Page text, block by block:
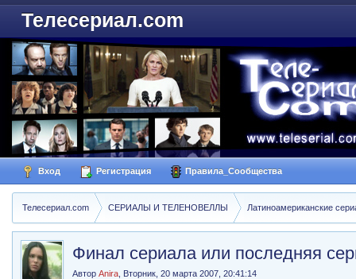
Телесериал.com
Вход Регистрация Правила_Сообщества
Телесериал.com СЕРИАЛЫ И ТЕЛЕНОВЕЛЛЫ Латиноамериканские
Финал сериала или последняя
АвторAnira Вторник, 20 марта 2007, 20:41:14